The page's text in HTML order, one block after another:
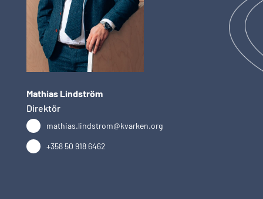
Mathias Lindström
Direktör
mathias.lindstrom@kvarken.org
+358 50 918 6462